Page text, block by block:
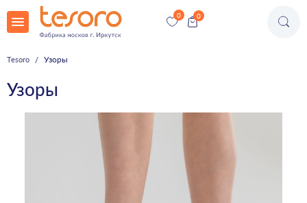
Tesoro Узоры
Узоры